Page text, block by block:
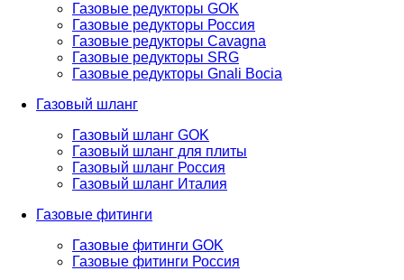
Газовые редукторы GOK
Газовые редукторы Россия
Газовые редукторы Cavagna
Газовые редукторы SRG
Газовые редукторы Gnali Bocia
Газовый шланг
Газовый шланг GOK
Газовый шланг для плиты
Газовый шланг Россия
Газовый шланг Италия
Газовые фитинги
Газовые фитинги GOK
Газовые фитинги Россия